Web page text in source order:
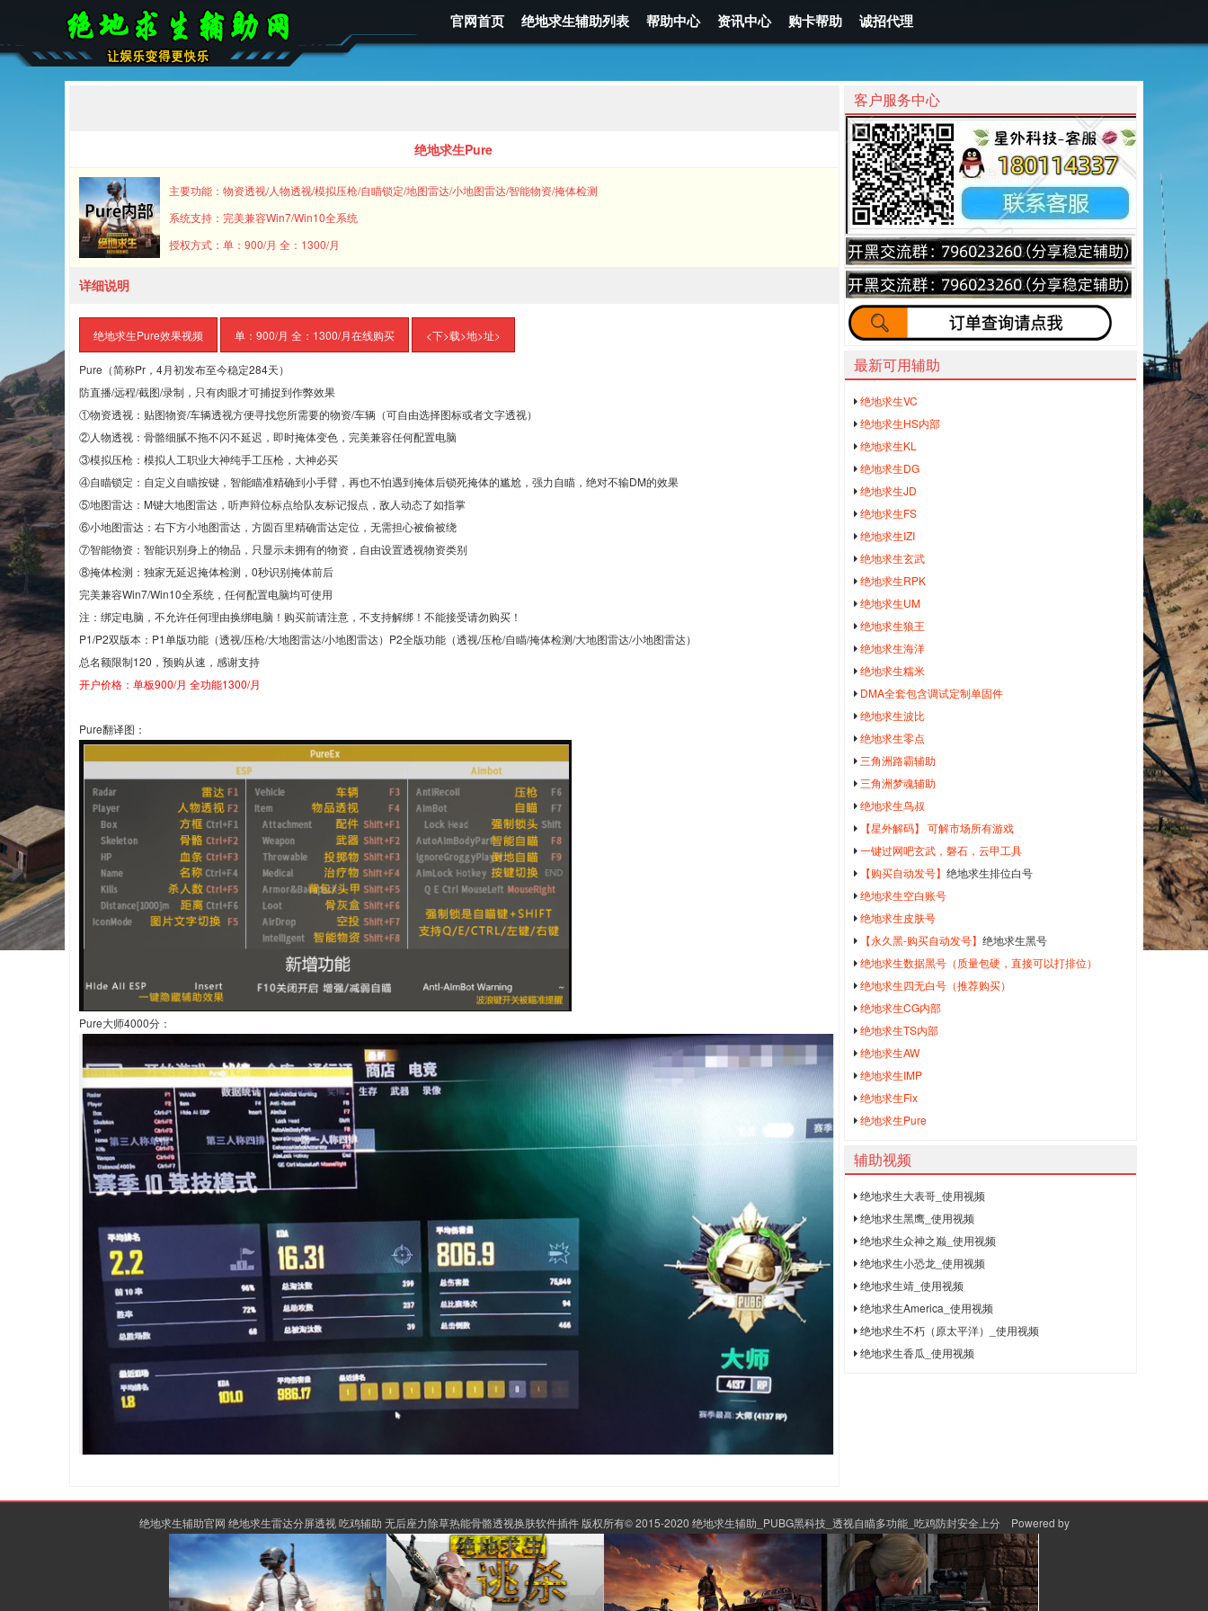
官网首页 绝地求生辅助列表 帮助中心 资讯中心 购卡帮助 诚招代理
绝地求生Pure
主要功能：物资透视/人物透视/模拟压枪/自瞄锁定/地图雷达/小地图雷达/智能物资/掩体检测
系统支持：完美兼容Win7/Win10全系统
授权方式：单：900/月 全：1300/月
详细说明
绝地求生Pure效果视频 单：900/月 全：1300/月在线购买 <下>载>地>址>
Pure（简称Pr，4月初发布至今稳定284天）
防直播/远程/截图/录制，只有肉眼才可捕捉到作弊效果
①物资透视：贴图物资/车辆透视方便寻找您所需要的物资/车辆（可自由选择图标或者文字透视）
②人物透视：骨骼细腻不拖不闪不延迟，即时掩体变色，完美兼容任何配置电脑
③模拟压枪：模拟人工职业大神纯手工压枪，大神必买
④自瞄锁定：自定义自瞄按键，智能瞄准精确到小手臂，再也不怕遇到掩体后锁死掩体的尴尬，强力自瞄，绝对不输DM的效果
⑤地图雷达：M键大地图雷达，听声辩位标点给队友标记报点，敌人动态了如指掌
⑥小地图雷达：右下方小地图雷达，方圆百里精确雷达定位，无需担心被偷被绕
⑦智能物资：智能识别身上的物品，只显示未拥有的物资，自由设置透视物资类别
⑧掩体检测：独家无延迟掩体检测，0秒识别掩体前后
完美兼容Win7/Win10全系统，任何配置电脑均可使用
注：绑定电脑，不允许任何理由换绑电脑！购买前请注意，不支持解绑！不能接受请勿购买！
P1/P2双版本：P1单版功能（透视/压枪/大地图雷达/小地图雷达）P2全版功能（透视/压枪/自瞄/掩体检测/大地图雷达/小地图雷达）
总名额限制120，预购从速，感谢支持
开户价格：单板900/月 全功能1300/月
Pure翻译图：
Pure大师4000分：
客户服务中心
最新可用辅助
绝地求生VC
绝地求生HS内部
绝地求生KL
绝地求生DG
绝地求生JD
绝地求生FS
绝地求生IZI
绝地求生玄武
绝地求生RPK
绝地求生UM
绝地求生狼王
绝地求生海洋
绝地求生糯米
DMA全套包含调试定制单固件
绝地求生波比
绝地求生零点
三角洲路霸辅助
三角洲梦魂辅助
绝地求生鸟叔
【星外解码】 可解市场所有游戏
一键过网吧玄武，磐石，云甲工具
【购买自动发号】 绝地求生排位白号
绝地求生空白账号
绝地求生皮肤号
【永久黑-购买自动发号】 绝地求生黑号
绝地求生数据黑号（质量包硬，直接可以打排位）
绝地求生四无白号（推荐购买）
绝地求生CG内部
绝地求生TS内部
绝地求生AW
绝地求生IMP
绝地求生Fix
绝地求生Pure
辅助视频
绝地求生大表哥_使用视频
绝地求生黑鹰_使用视频
绝地求生众神之巅_使用视频
绝地求生小恐龙_使用视频
绝地求生靖_使用视频
绝地求生America_使用视频
绝地求生不朽（原太平洋）_使用视频
绝地求生香瓜_使用视频
绝地求生辅助官网 绝地求生雷达分屏透视 吃鸡辅助 无后座力除草热能骨骼透视换肤软件插件 版权所有© 2015-2020 绝地求生辅助_PUBG黑科技_透视自瞄多功能_吃鸡防封安全上分Powered by